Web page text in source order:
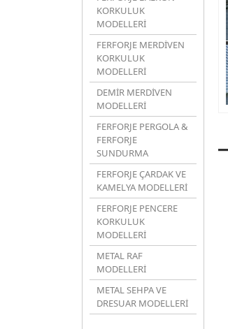
KORKULUK
MODELLERİ
FERFORJE MERDİVEN
KORKULUK
MODELLERİ
DEMİR MERDİVEN
MODELLERİ
FERFORJE PERGOLA &
FERFORJE
SUNDURMA
FERFORJE ÇARDAK VE
KAMELYA MODELLERİ
FERFORJE PENCERE
KORKULUK
MODELLERİ
METAL RAF
MODELLERİ
METAL SEHPA VE
DRESUAR MODELLERİ